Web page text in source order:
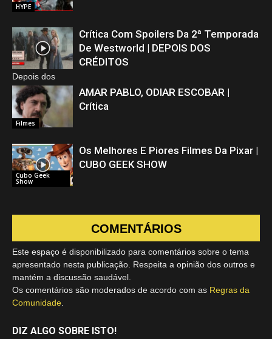
HYPE
Depois dos
Créditos
Crítica Com Spoilers Da 2ª Temporada
De Westworld | DEPOIS DOS
CRÉDITOS
Filmes
AMAR PABLO, ODIAR ESCOBAR |
Crítica
Cubo Geek
Show
Os Melhores E Piores Filmes Da Pixar |
CUBO GEEK SHOW
COMENTÁRIOS
Este espaço é disponibilizado para comentários sobre o tema
apresentado nesta publicação. Respeita a opinião dos outros e
mantém a discussão saudável.
Os comentários são moderados de acordo com as Regras da
Comunidade
DIZ ALGO SOBRE ISTO!